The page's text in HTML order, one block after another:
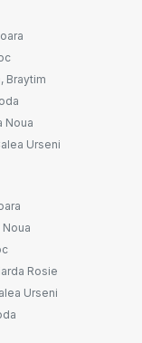
Braytim
Noua
Urseni
Rosie
Urseni